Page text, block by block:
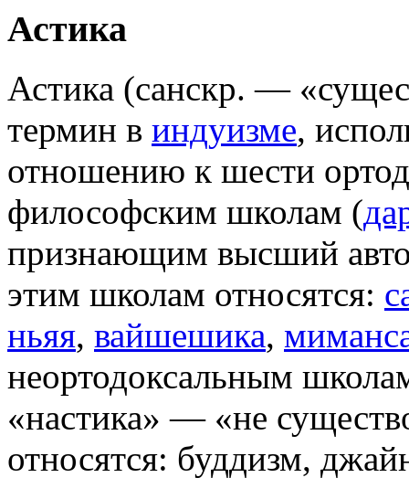
Астика
Астика (санскр. —
термин в индуизме,
отношению к шести
философским школам (
признающим высший
этим школам относятся:
ньяя, вайшешика,
неортодоксальным
«настика» — «не
относятся: буддизм,